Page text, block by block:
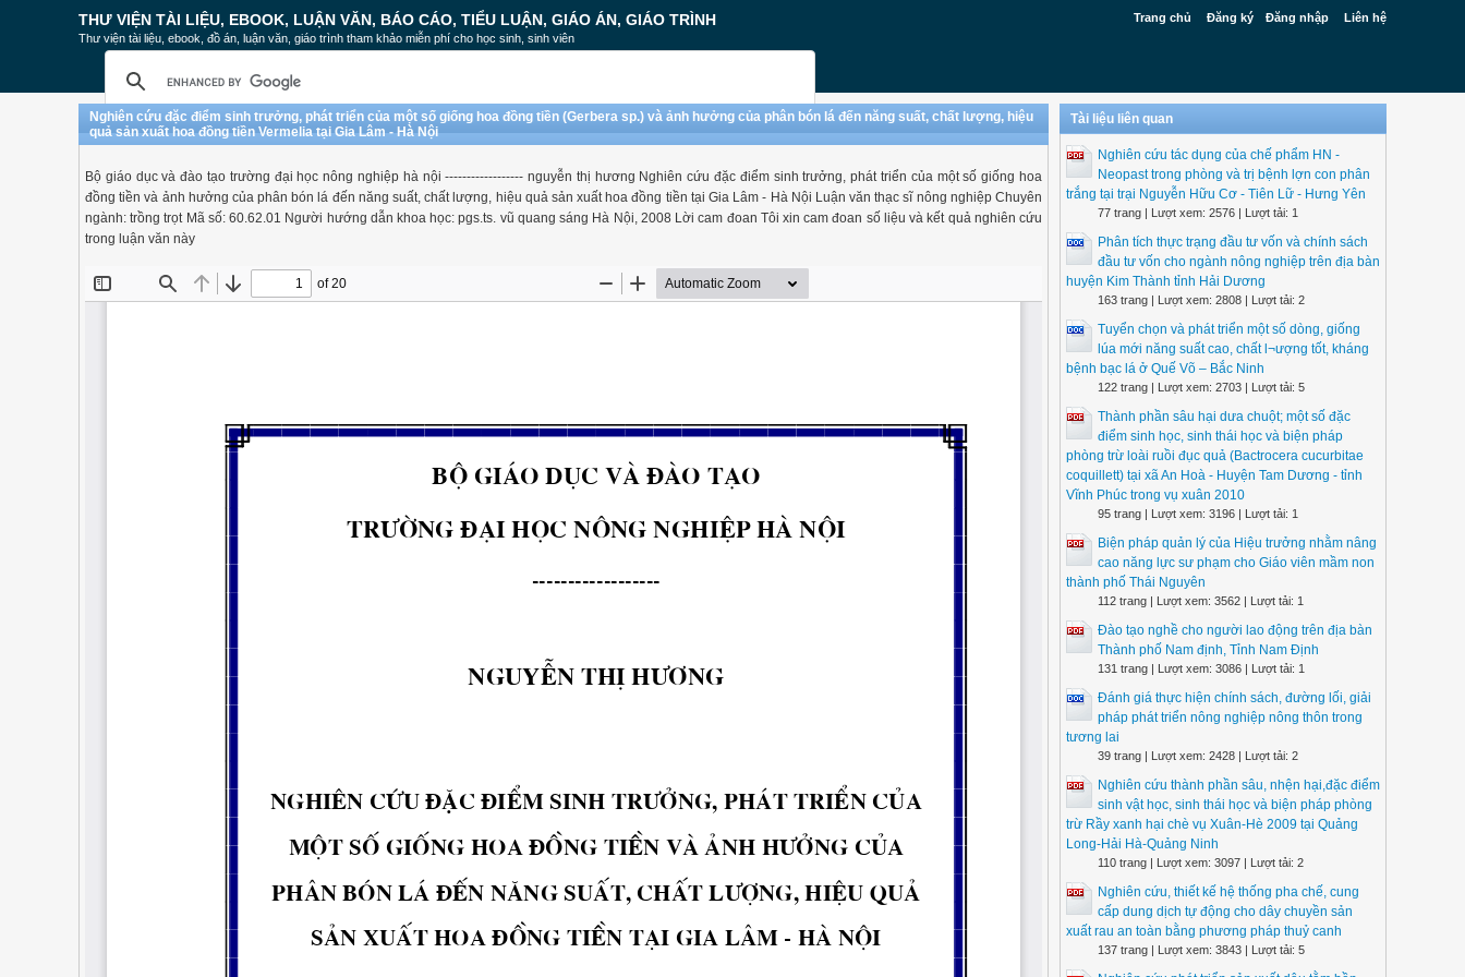
Trang chủ Đăng ký Đăng nhập Liên hệ
THƯ VIỆN TÀI LIỆU, EBOOK, LUẬN VĂN, BÁO CÁO, TIỂU LUẬN, GIÁO ÁN, GIÁO TRÌNH
Thư viện tài liệu, ebook, đồ án, luận văn, giáo trình tham khảo miễn phí cho học sinh, sinh viên
Nghiên cứu đặc điểm sinh trưởng, phát triển của một số giống hoa đồng tiền (Gerbera sp.) và ảnh hưởng của phân bón lá đến năng suất, chất lượng, hiệu
quả sản xuất hoa đồng tiền Vermelia tại Gia Lâm - Hà Nội
Bộ giáo dục và đào tạo trường đại học nông nghiệp hà nội ------------------ nguyễn thị hương Nghiên cứu đặc điểm sinh trưởng, phát triển của một số giống hoa
đồng tiền và ảnh hưởng của phân bón lá đến năng suất, chất lượng, hiệu quả sản xuất hoa đồng tiền tại Gia Lâm - Hà Nội Luận văn thạc sĩ nông nghiệp Chuyên
ngành: trồng trọt Mã số: 60.62.01 Người hướng dẫn khoa học: pgs.ts. vũ quang sáng Hà Nội, 2008 Lời cam đoan Tôi xin cam đoan số liệu và kết quả nghiên cứu
trong luận văn này
Tài liệu liên quan
Nghiên cứu tác dụng của chế phẩm HN -
Neopast trong phòng và trị bệnh lợn con phân
trắng tại trại Nguyễn Hữu Cơ - Tiên Lữ - Hưng Yên
77 trang | Lượt xem: 2576 | Lượt tải: 1
Phân tích thực trạng đầu tư vốn và chính sách
đầu tư vốn cho ngành nông nghiệp trên địa bàn
huyện Kim Thành tỉnh Hải Dương
163 trang | Lượt xem: 2808 | Lượt tải: 2
Tuyển chọn và phát triển một số dòng, giống
lúa mới năng suất cao, chất l¬ượng tốt, kháng
bệnh bạc lá ở Quế Võ – Bắc Ninh
122 trang | Lượt xem: 2703 | Lượt tải: 5
Thành phần sâu hại dưa chuột; một số đặc
điểm sinh học, sinh thái học và biện pháp
phòng trừ loài ruồi đục quả (Bactrocera cucurbitae
coquillett) tại xã An Hoà - Huyện Tam Dương - tỉnh
Vĩnh Phúc trong vụ xuân 2010
95 trang | Lượt xem: 3196 | Lượt tải: 1
Biện pháp quản lý của Hiệu trưởng nhằm nâng
cao năng lực sư phạm cho Giáo viên mầm non
thành phố Thái Nguyên
112 trang | Lượt xem: 3562 | Lượt tải: 1
Đào tạo nghề cho người lao động trên địa bàn
Thành phố Nam định, Tỉnh Nam Định
131 trang | Lượt xem: 3086 | Lượt tải: 1
Đánh giá thực hiện chính sách, đường lối, giải
pháp phát triển nông nghiệp nông thôn trong
tương lai
39 trang | Lượt xem: 2428 | Lượt tải: 2
Nghiên cứu thành phần sâu, nhện hại,đặc điểm
sinh vật học, sinh thái học và biện pháp phòng
trừ Rầy xanh hại chè vụ Xuân-Hè 2009 tại Quảng
Long-Hải Hà-Quảng Ninh
110 trang | Lượt xem: 3097 | Lượt tải: 2
Nghiên cứu, thiết kế hệ thống pha chế, cung
cấp dung dịch tự động cho dây chuyền sản
xuất rau an toàn bằng phương pháp thuỷ canh
137 trang | Lượt xem: 3843 | Lượt tải: 5